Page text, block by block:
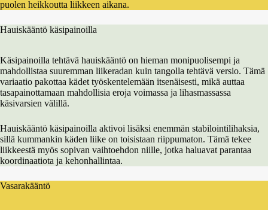
puolen heikkoutta liikkeen aikana.
Hauiskääntö käsipainoilla
Käsipainoilla tehtävä hauiskääntö on hieman monipuolisempi ja
mahdollistaa suuremman liikeradan kuin tangolla tehtävä versio. Tämä
variaatio pakottaa kädet työskentelemään itsenäisesti, mikä auttaa
tasapainottamaan mahdollisia eroja voimassa ja lihasmassassa
käsivarsien välillä.
Hauiskääntö käsipainoilla aktivoi lisäksi enemmän stabilointilihaksia,
sillä kummankin käden liike on toisistaan riippumaton. Tämä tekee
liikkeestä myös sopivan vaihtoehdon niille, jotka haluavat parantaa
koordinaatiota ja kehonhallintaa.
Vasarakääntö